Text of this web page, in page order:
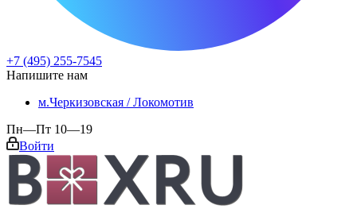
+7 (495) 255-7545
Напишите нам
м.Черкизовская / Локомотив
Пн—Пт 10—19
Войти